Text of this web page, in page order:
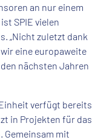
an nur einem
SPIE vielen
„Nicht zuletzt dank
eine europaweite
nächsten Jahren
verfügt bereits
in Projekten für das
Gemeinsam mit